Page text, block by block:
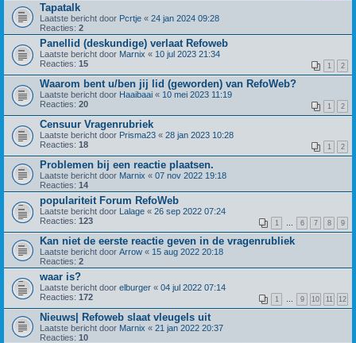
Tapatalk
Laatste bericht door Pcrtje « 24 jan 2024 09:28
Reacties: 2
Panellid (deskundige) verlaat Refoweb
Laatste bericht door Marnix « 10 jul 2023 21:34
Reacties: 15 1 2
Waarom bent u/ben jij lid (geworden) van RefoWeb?
Laatste bericht door Haaibaai « 10 mei 2023 11:19
Reacties: 20 1 2
Censuur Vragenrubriek
Laatste bericht door Prisma23 « 28 jan 2023 10:28
Reacties: 18 1 2
Problemen bij een reactie plaatsen.
Laatste bericht door Marnix « 07 nov 2022 19:18
Reacties: 14
populariteit Forum RefoWeb
Laatste bericht door Lalage « 26 sep 2022 07:24
Reacties: 123 1 6 7 8 9
Kan niet de eerste reactie geven in de vragenrubliek
Laatste bericht door Arrow « 15 aug 2022 20:18
Reacties: 2
waar is?
Laatste bericht door elburger « 04 jul 2022 07:14
Reacties: 172 1 9 10 11 12
Nieuws| Refoweb slaat vleugels uit
Laatste bericht door Marnix « 21 jan 2022 20:37
Reacties: 10